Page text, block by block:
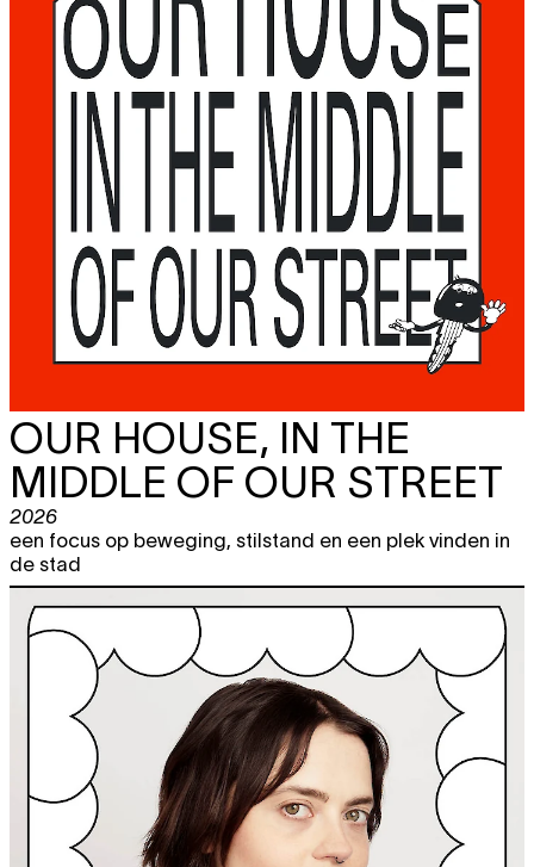
OUR HOUSE, IN THE
MIDDLE OF OUR STREET
2026
een focus op beweging, stilstand en een plek vinden in
de stad